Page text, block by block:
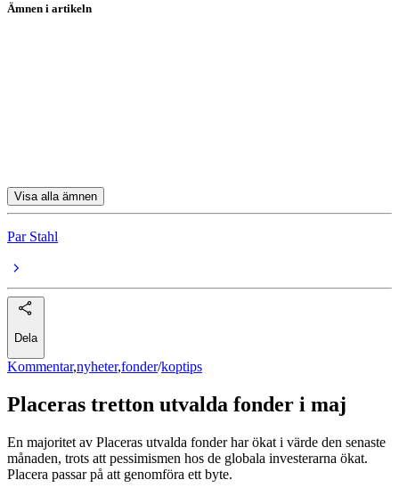
Ämnen i artikeln
Visa alla ämnen
Par Stahl
Dela
Kommentar,nyheter,fonder/koptips
Placeras tretton utvalda fonder i maj
En majoritet av Placeras utvalda fonder har ökat i värde den senaste
månaden, trots att pessimismen hos de globala investerarna ökat.
Placera passar på att genomföra ett byte.